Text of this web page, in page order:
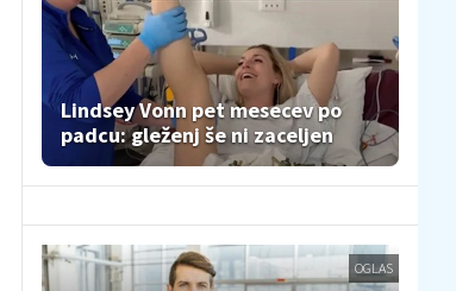
Lindsey Vonn pet mesecev po
padcu: gleženj še ni zaceljen
OGLAS